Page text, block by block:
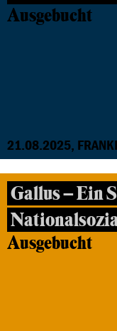
Ausgebucht
21.08.2025,
Gallus – Ein
Ausgebucht